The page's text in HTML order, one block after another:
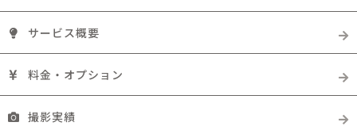
サービス概要
料金・オプション
撮影実績